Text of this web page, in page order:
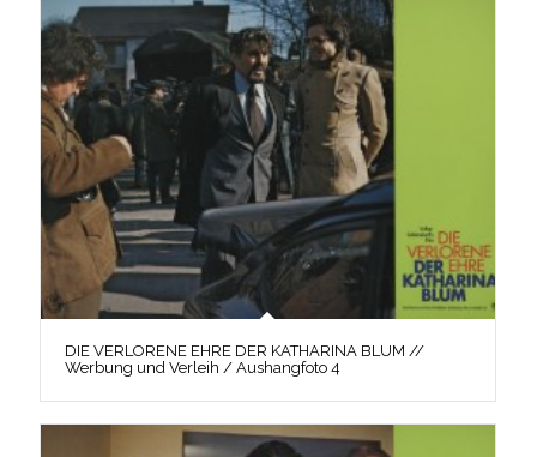
DIE VERLORENE EHRE DER KATHARINA BLUM //
Werbung und Verleih / Aushangfoto 4